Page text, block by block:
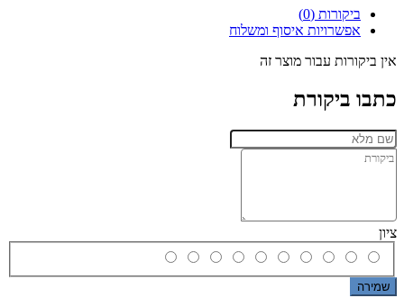
ביקורות (0)
אפשרויות איסוף ומשלוח
אין ביקורות עבור מוצר זה
כתבו ביקורת
ציון
שמירה